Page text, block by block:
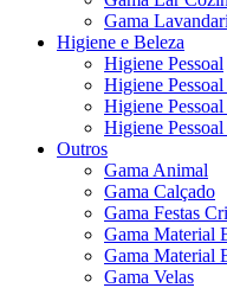
Gama
Higiene e Beleza
Higiene Pessoal
Higiene
Higiene
Higiene
Outros
Gama Animal
Gama Calçado
Gama Festas
Gama Material
Gama Material
Gama Velas